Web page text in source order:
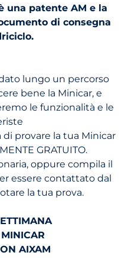
una patente AM e la
di consegna
lungo un percorso
bene la Minicar, e
le funzionalità e le
provare la tua Minicar
GRATUITO.
oppure compila il
essere contattato dal
la tua prova.
AIXAM